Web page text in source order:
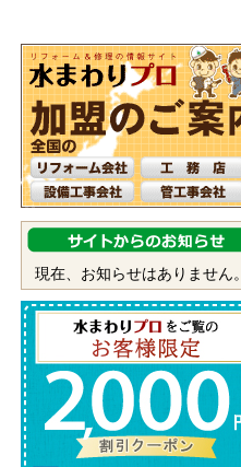
現在、お知らせはありません。